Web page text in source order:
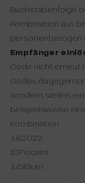
Buchstabenfolge
Kombination aus
personenbezogen
Empfänger
Code nicht erneut
Codes dagegen
sondern stellen
beispielsweise
Kombination.
Juli2022
10Prozent
Jubiläum